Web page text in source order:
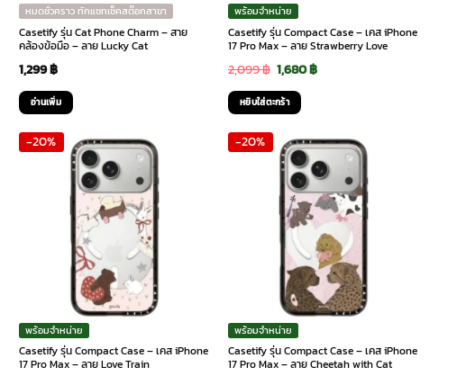
หมดชั่วคราว ทักแชทเช็คสต๊อกสาขา
Casetify รุ่น Cat Phone Charm – สาย
คล้องข้อมือ – ลาย Lucky Cat
1,299฿
อ่านเพิ่ม
พร้อมจำหน่าย
Casetify รุ่น Compact Case – เคส iPhone
17 Pro Max – ลาย Strawberry Love
2,099฿ Original
price
was:
2,099 ฿.
1,680฿Current
1,680 ฿.
หยิบใส่ตะกร้า
-20%
พร้อมจำหน่าย
Casetify รุ่น Compact Case – เคส iPhone
17 Pro Max – ลาย Love Train
-20%
พร้อมจำหน่าย
Casetify รุ่น Compact Case – เคส iPhone
17 Pro Max – ลาย Cheetah with Cat